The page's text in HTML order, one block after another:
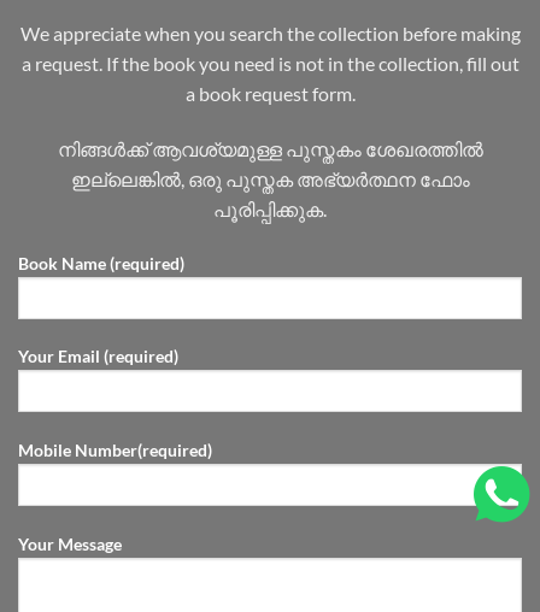
We appreciate when you search the collection before making
a request. If the book you need is not in the collection, fill out
a book request form.
നിങ്ങൾക്ക് ആവശ്യമുള്ള പുസ്തകം ശേഖരത്തിൽ
ഇല്ലെങ്കിൽ, ഒരു പുസ്തക അഭ്യർത്ഥന ഫോം
പൂരിപ്പിക്കുക.
Book Name (required)
Your Email (required)
Mobile Number(required)
Your Message